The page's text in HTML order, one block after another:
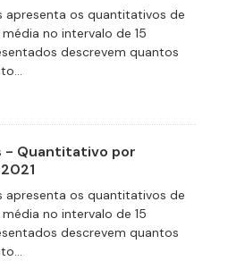
apresenta os quantitativos de
no intervalo de 15
descrevem quantos
- Quantitativo por
apresenta os quantitativos de
no intervalo de 15
descrevem quantos